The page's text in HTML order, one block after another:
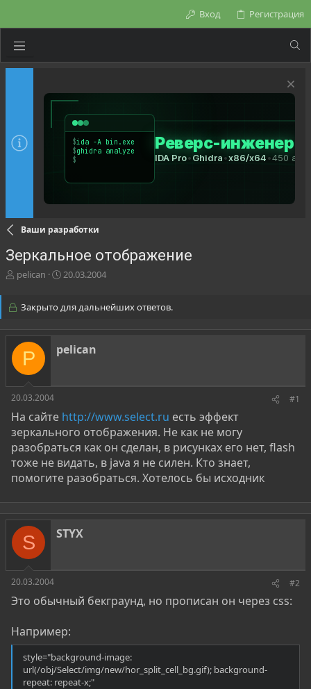
Вход Регистрация
Ваши разработки
Зеркальное отображение
А
о
т
е
ы
pelican
Д
а
а
ч
а
20.03.2004
Закрыто для дальнейших ответов.
P pelican
20.03.2004 #1
На сайте http://www.select.ru есть эффект
зеркального отображения. Не как не могу
разобраться как он сделан, в рисунках его нет, flash
тоже не видать, в java я не силен. Кто знает,
помогите разобраться. Хотелось бы исходник
S STYX
20.03.2004 #2
Это обычный бекграунд, но прописан он через css:
Например:
style="background-image:
url(/obj/Select/img/new/hor_split_cell_bg.gif); background-
repeat: repeat-x;"